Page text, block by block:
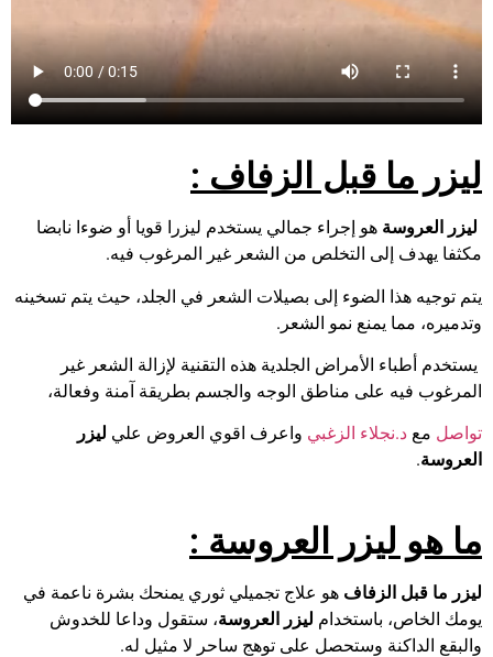
ليزر ما قبل الزفاف :
ليزر العروسة هو إجراء جمالي يستخدم ليزرا قويا أو ضوءا نابضا
مكثفا يهدف إلى التخلص من الشعر غير المرغوب فيه.
يتم توجيه هذا الضوء إلى بصيلات الشعر في الجلد، حيث يتم تسخينه
وتدميره، مما يمنع نمو الشعر.
يستخدم أطباء الأمراض الجلدية هذه التقنية لإزالة الشعر غير
المرغوب فيه على مناطق الوجه والجسم بطريقة آمنة وفعالة،
تواصل مع د.نجلاء الزغبي واعرف اقوي العروض علي ليزر
العروسة.
ما هو ليزر العروسة :
ليزر ما قبل الزفاف هو علاج تجميلي ثوري يمنحك بشرة ناعمة في
يومك الخاص، باستخدام ليزر العروسة، ستقول وداعا للخدوش
والبقع الداكنة وستحصل على توهج ساحر لا مثيل له.